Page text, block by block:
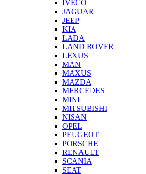
IVECO
JAGUAR
JEEP
KIA
LADA
LAND ROVER
LEXUS
MAN
MAXUS
MAZDA
MERCEDES
MINI
MITSUBISHI
NISAN
OPEL
PEUGEOT
PORSCHE
RENAULT
SCANIA
SEAT